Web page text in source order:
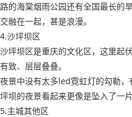
路的海棠烟雨公园还有全国最长的
交融在一起，甚是浪漫。
4.沙坪坝区
沙坪坝区是重庆的文化区，这里起
有致、层层叠叠。
夜景中没有太多led霓虹灯的勾勒
坪坝的夜景看起来更像是坠入了一
5.主城其他区